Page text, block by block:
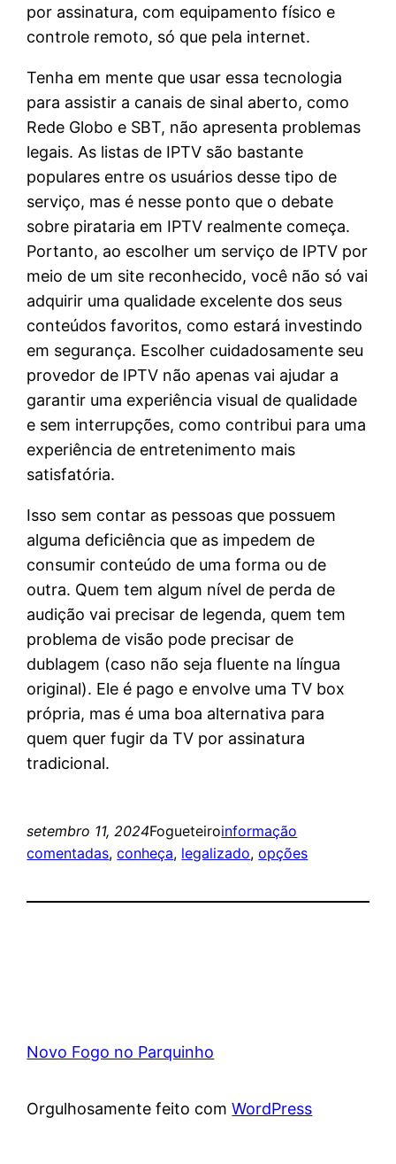
por assinatura, com equipamento físico e
controle remoto, só que pela internet.
Tenha em mente que usar essa tecnologia
para assistir a canais de sinal aberto, como
Rede Globo e SBT, não apresenta problemas
legais. As listas de IPTV são bastante
populares entre os usuários desse tipo de
serviço, mas é nesse ponto que o debate
sobre pirataria em IPTV realmente começa.
Portanto, ao escolher um serviço de IPTV por
meio de um site reconhecido, você não só vai
adquirir uma qualidade excelente dos seus
conteúdos favoritos, como estará investindo
em segurança. Escolher cuidadosamente seu
provedor de IPTV não apenas vai ajudar a
garantir uma experiência visual de qualidade
e sem interrupções, como contribui para uma
experiência de entretenimento mais
satisfatória.
Isso sem contar as pessoas que possuem
alguma deficiência que as impedem de
consumir conteúdo de uma forma ou de
outra. Quem tem algum nível de perda de
audição vai precisar de legenda, quem tem
problema de visão pode precisar de
dublagem (caso não seja fluente na língua
original). Ele é pago e envolve uma TV box
própria, mas é uma boa alternativa para
quem quer fugir da TV por assinatura
tradicional.
setembro 11, 2024Fogueteiroinformação
comentadas, conheça, legalizado, opções
Novo Fogo no Parquinho
Orgulhosamente feito comWordPress